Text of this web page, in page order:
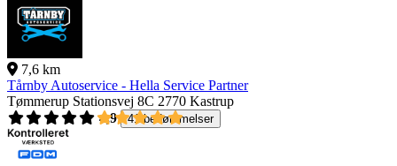
7,6 km
Tårnby Autoservice - Hella Service Partner
Tømmerup Stationsvej 8C 2770 Kastrup
4,9
41 bedømmelser